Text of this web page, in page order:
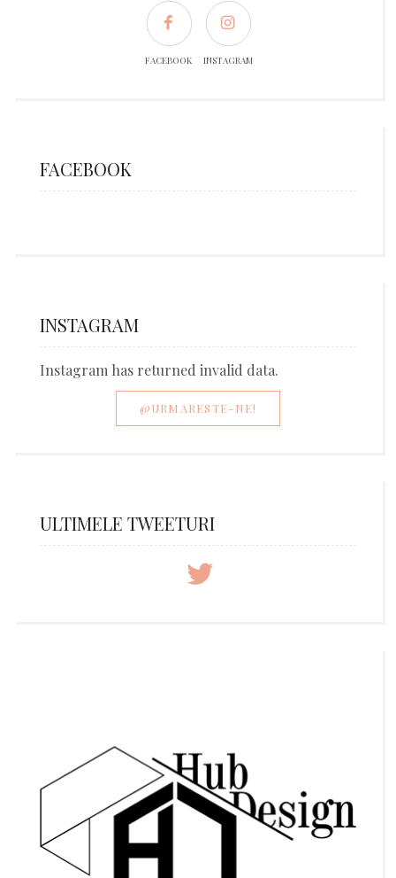
FACEBOOK INSTAGRAM
FACEBOOK
INSTAGRAM
Instagram has returned invalid data.
@URMARESTE-NE!
ULTIMELE TWEETURI